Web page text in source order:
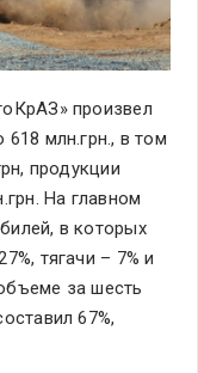
произвел
млн.грн., в том
продукции
На главном
в которых
тягачи – 7% и
за шесть
67%,